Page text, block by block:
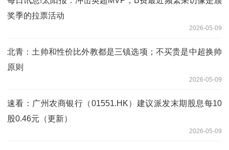
奖季的拉票活动
2026-05-09
北青：土帅和性价比外教都是三镇选项；不买贵是中超换帅
原则
2026-05-09
速看：广州农商银行（01551.HK）建议派发末期股息每10
股0.46元（更新）
2026-05-09